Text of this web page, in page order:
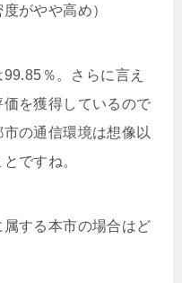
がやや高め）
％。さらに言え
を獲得しているので
の通信環境は想像以
ですね。
する本市の場合はど